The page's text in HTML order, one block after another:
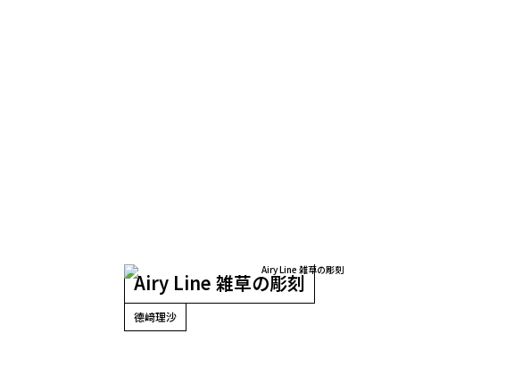
Airy Line 雑草の彫刻
德﨑理沙